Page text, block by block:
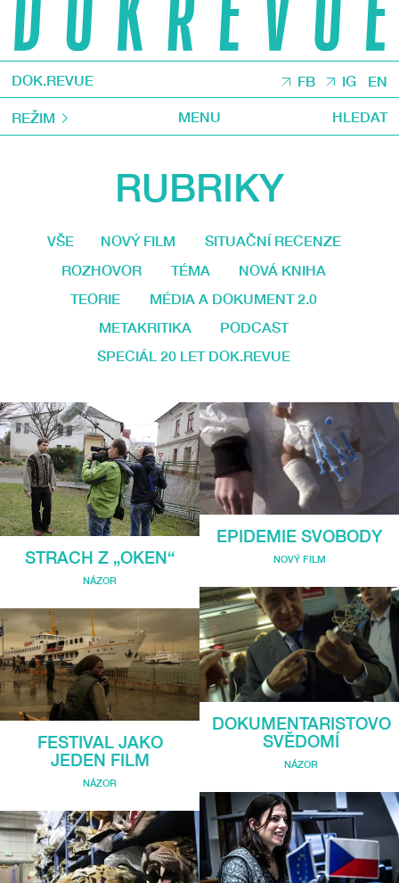
DOK.REVUE FB IG EN
REŽIM MENU HLEDAT
RUBRIKY
VŠE NOVÝ FILM
SITUAČNÍ RECENZE
ROZHOVOR
TÉMA
NOVÁ KNIHA
TEORIE
MÉDIA A DOKUMENT 2.0
METAKRITIKA
PODCAST
SPECIÁL 20 LET DOK.REVUE
STRACH Z „OKEN“
NÁZOR
FESTIVAL JAKO
JEDEN FILM
NÁZOR
EPIDEMIE SVOBODY
NOVÝ FILM
DOKUMENTARISTOVO
SVĚDOMÍ
NÁZOR